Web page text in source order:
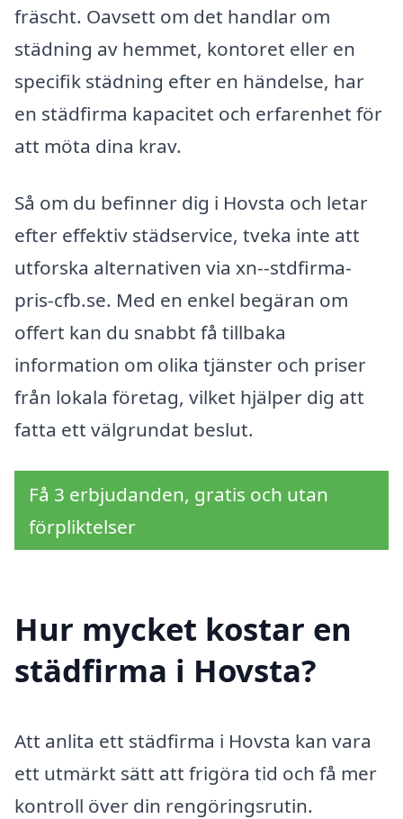
fräscht. Oavsett om det handlar om
städning av hemmet, kontoret eller en
specifik städning efter en händelse, har
en städfirma kapacitet och erfarenhet för
att möta dina krav.
Så om du befinner dig i Hovsta och letar
efter effektiv städservice, tveka inte att
utforska alternativen via xn--stdfirma-
pris-cfb.se. Med en enkel begäran om
offert kan du snabbt få tillbaka
information om olika tjänster och priser
från lokala företag, vilket hjälper dig att
fatta ett välgrundat beslut.
Få 3 erbjudanden, gratis och utan
förpliktelser
Hur mycket kostar en
städfirma i Hovsta?
Att anlita ett städfirma i Hovsta kan vara
ett utmärkt sätt att frigöra tid och få mer
kontroll över din rengöringsrutin.